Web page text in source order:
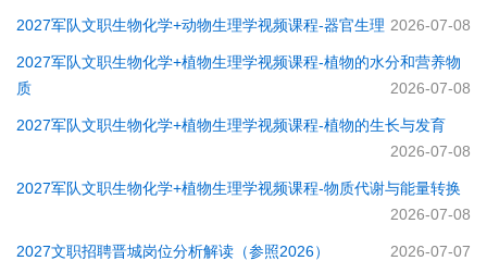
2027军队文职生物化学+动物生理学视频课程-器官生理 2026-07-08
2027军队文职生物化学+植物生理学视频课程-植物的水分和营养物
质
2026-07-08
2027军队文职生物化学+植物生理学视频课程-植物的生长与发育
2026-07-08
2027军队文职生物化学+植物生理学视频课程-物质代谢与能量转换
2026-07-08
2027文职招聘晋城岗位分析解读（参照2026） 2026-07-07